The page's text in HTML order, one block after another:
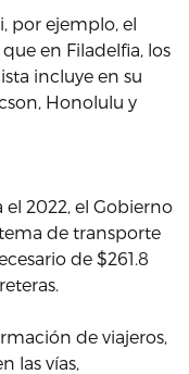
por ejemplo, el
en Filadelfia, los
incluye en su
Honolulu y
2022, el Gobierno
de transporte
de $261.8
de viajeros,
las vías,